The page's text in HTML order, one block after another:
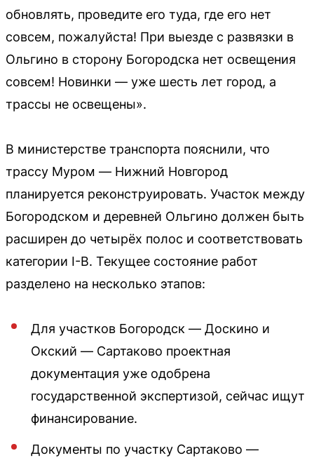
обновлять, проведите его туда, где его нет
совсем, пожалуйста! При выезде с развязки в
Ольгино в сторону Богородска нет освещения
совсем! Новинки — уже шесть лет город, а
трассы не освещены».
В министерстве транспорта пояснили, что
трассу Муром — Нижний Новгород
планируется реконструировать. Участок между
Богородском и деревней Ольгино должен быть
расширен до четырёх полос и соответствовать
категории I-В. Текущее состояние работ
разделено на несколько этапов:
Для участков Богородск — Доскино и
Окский — Сартаково проектная
документация уже одобрена
государственной экспертизой, сейчас ищут
финансирование.
Документы по участку Сартаково —